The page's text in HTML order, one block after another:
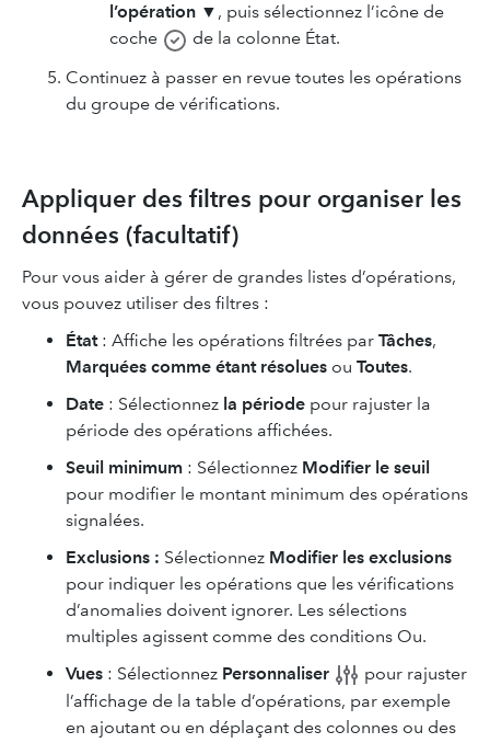
l’opération ▼, puis sélectionnez l’icône de
coche
de la colonne État.
Continuez à passer en revue toutes les opérations
du groupe de vérifications.
Appliquer des filtres pour organiser les
données (facultatif)
Pour vous aider à gérer de grandes listes d’opérations,
vous pouvez utiliser des filtres :
État: Affiche les opérations filtrées par Tâches,
Marquées comme étant résolues ou Toutes.
Date : Sélectionnez la période pour rajuster la
période des opérations affichées.
Seuil minimum : Sélectionnez Modifier le seuil
pour modifier le montant minimum des opérations
signalées.
Exclusions : Sélectionnez Modifier les exclusions
pour indiquer les opérations que les vérifications
d’anomalies doivent ignorer. Les sélections
multiples agissent comme des conditions Ou.
Vues : Sélectionnez Personnaliser
pour rajuster
l’affichage de la table d’opérations, par exemple
en ajoutant ou en déplaçant des colonnes ou des